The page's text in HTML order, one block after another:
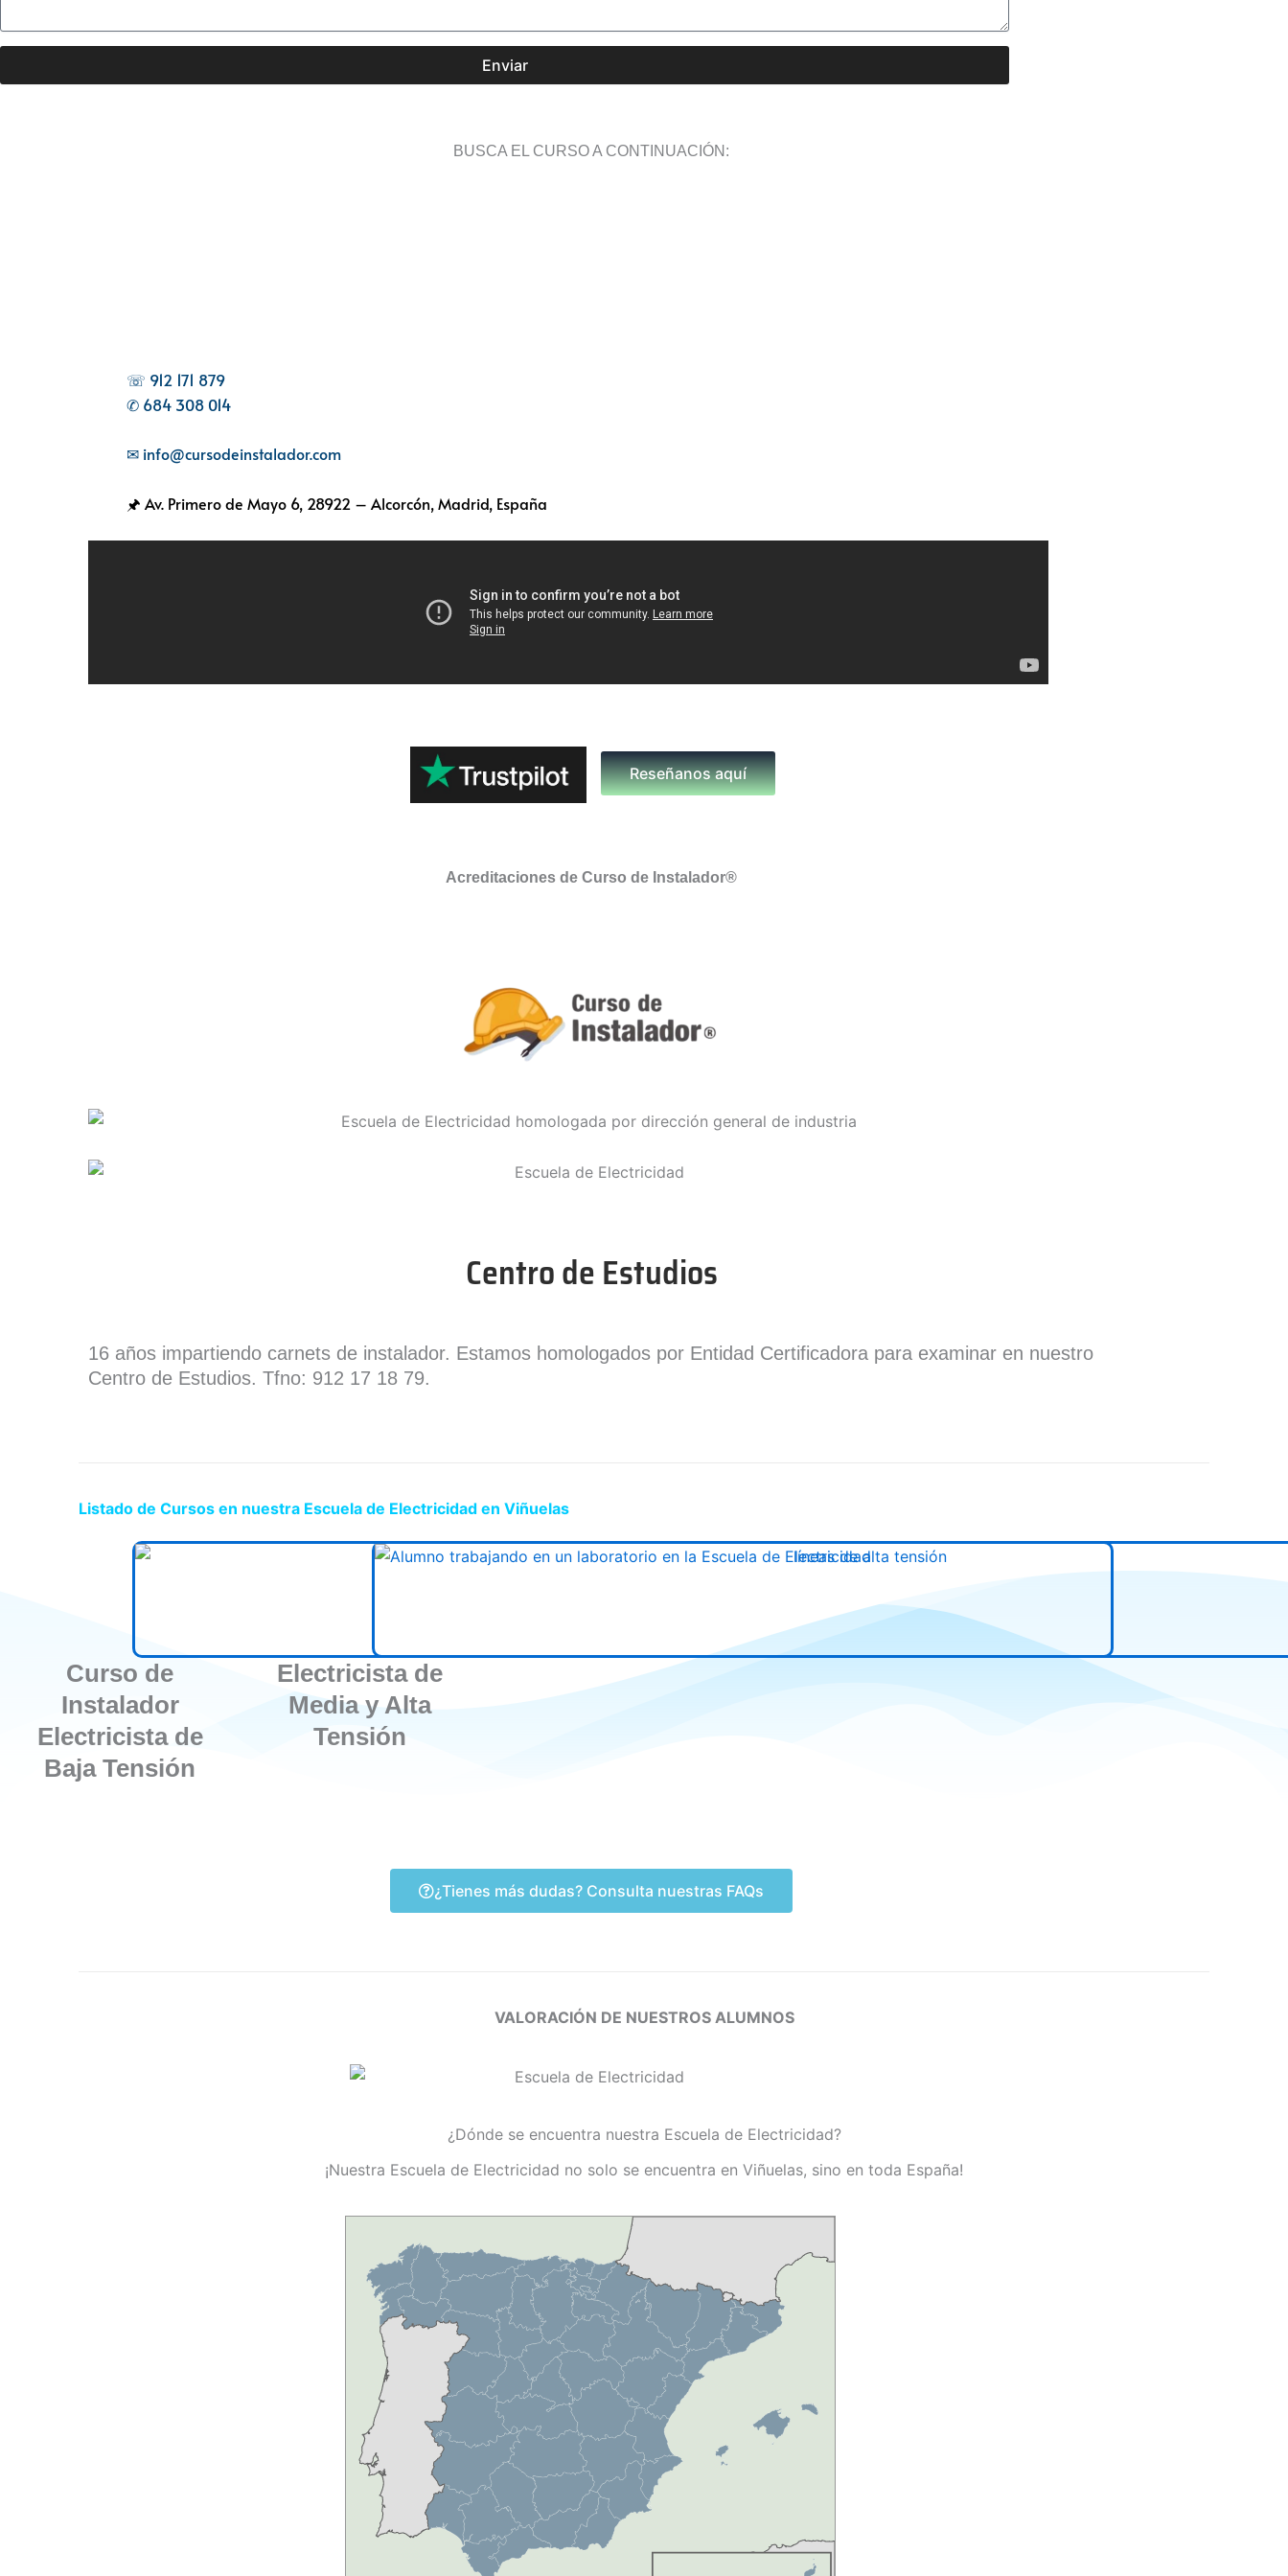
Enviar
BUSCA EL CURSO A CONTINUACIÓN:
☏ 912 171 879
✆ 684 308 014
✉ info@cursodeinstalador.com
🖈 Av. Primero de Mayo 6, 28922 – Alcorcón, Madrid, España
Reseñanos aquí
Acreditaciones de Curso de Instalador®
Centro de Estudios
16 años impartiendo carnets de instalador. Estamos homologados por Entidad Certificadora para examinar en nuestro
Centro de Estudios. Tfno: 912 17 18 79.
Listado de Cursos en nuestra Escuela de Electricidad en Viñuelas
Curso de
Instalador
Electricista de
Baja Tensión
Electricista de
Media y Alta
Tensión
¿Tienes más dudas? Consulta nuestras FAQs
VALORACIÓN DE NUESTROS ALUMNOS
¿Dónde se encuentra nuestra Escuela de Electricidad?
¡Nuestra Escuela de Electricidad no solo se encuentra en Viñuelas, sino en toda España!